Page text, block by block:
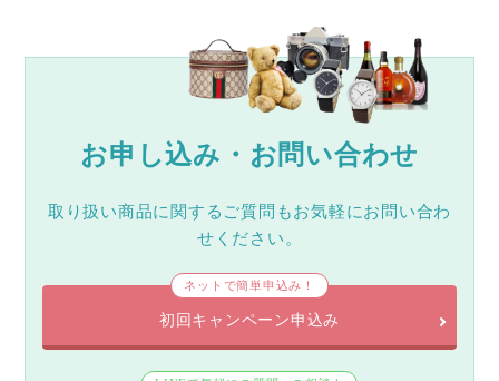
お申し込み・お問い合わせ
取り扱い商品に関するご質問もお気軽にお問い合わ
せください。
ネットで簡単申込み！
初回キャンペーン申込み